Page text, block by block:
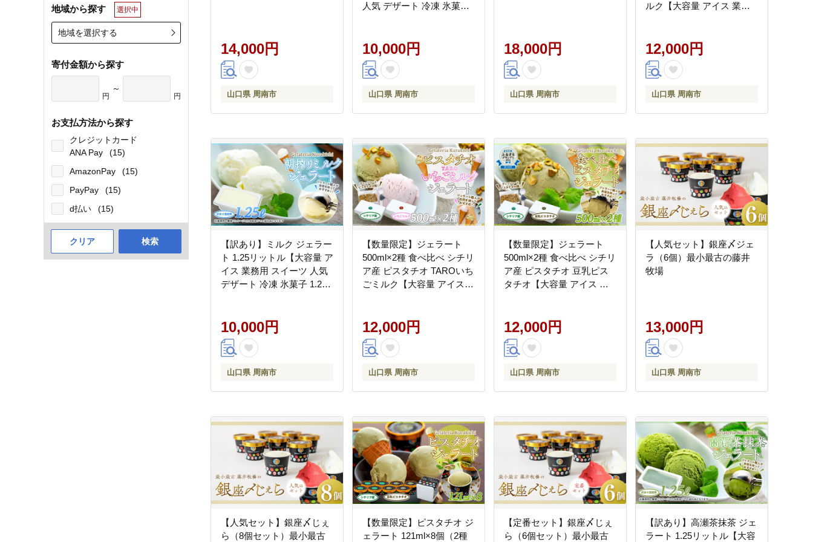
地域から探す 選択中
地域を選択する
寄付金額から探す
円
～
円
お支払方法から探す
クレジットカード
ANA Pay
(15)
AmazonPay
(15)
PayPay
(15)
d払い
(15)
クリア 検索
14,000円
山口県 周南市
人気 デザート 冷凍 氷菓子
10,000円
山口県 周南市
18,000円
山口県 周南市
ルク【大容量 アイス 業務
凍 氷菓子 家族 ファミリー
サイズ】
12,000円
山口県 周南市
【訳あり】ミルク ジェラー
ト 1.25リットル【大容量 ア
イス 業務用 スイーツ 人気
デザート 冷凍 氷菓子 1.25L
10,000円
山口県 周南市
【数量限定】ジェラート
500ml×2種 食べ比べ シチリ
ア産 ピスタチオ TAROいち
ごミルク【大容量 アイス
冷凍 氷菓子 家族 ファミリ
ーサイズ 苺】
12,000円
山口県 周南市
【数量限定】ジェラート
500ml×2種 食べ比べ シチリ
ア産 ピスタチオ 豆乳ピス
タチオ【大容量 アイス 業
1リットル 家族 ファミリー
サイズ イタリア】
12,000円
山口県 周南市
【人気セット】銀座〆ジェ
ラ（6個）最小最古の藤井
牧場
13,000円
山口県 周南市
【人気セット】銀座〆じぇ
ら（8個セット）最小最古
【数量限定】ピスタチオ ジ
ェラート 121ml×8個（2種
【定番セット】銀座〆じぇ
ら（6個セット）最小最古
【訳あり】高瀬茶抹茶 ジェ
ラート 1.25リットル【大容